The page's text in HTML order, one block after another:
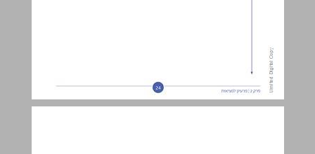
יחידות הפרק ... 25